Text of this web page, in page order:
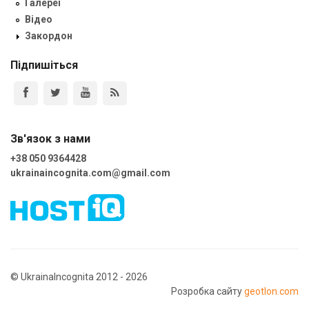
Галереї
Відео
Закордон
Підпишіться
Зв'язок з нами
+38 050 9364428
ukrainaincognita.com@gmail.com
© UkrainaIncognita 2012 - 2026
Розробка сайтуgeotlon.com